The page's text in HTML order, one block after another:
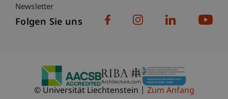
Newsletter
Folgen Sie uns
© Universität Liechtenstein Zum Anfang